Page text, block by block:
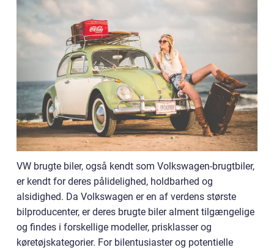
VW brugte biler, også kendt som Volkswagen-brugtbiler,
er kendt for deres pålidelighed, holdbarhed og
alsidighed. Da Volkswagen er en af verdens største
bilproducenter, er deres brugte biler alment tilgængelige
og findes i forskellige modeller, prisklasser og
køretøjskategorier. For bilentusiaster og potentielle